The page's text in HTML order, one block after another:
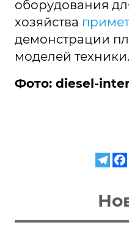
оборудования
хозяйства
демонстрации
моделей техники.
Фото: diesel-